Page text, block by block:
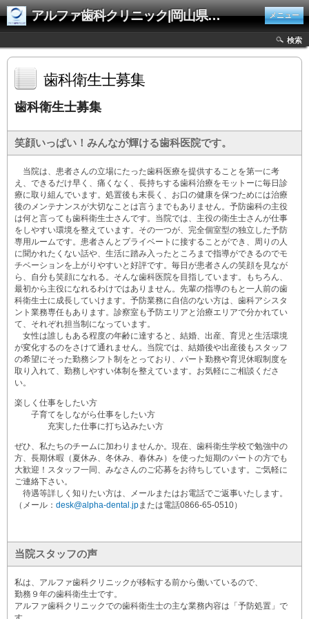
アルファ歯科クリニック|岡山県井原市 メニュー
検索
歯科衛生士募集
歯科衛生士募集
笑顔いっぱい！みんなが輝ける歯科医院です。
当院は、患者さんの立場にたった歯科医療を提供することを第一に考
え、できるだけ早く、痛くなく、長持ちする歯科治療をモットーに毎日診
療に取り組んでいます。処置後も末長く、お口の健康を保つためには治療
後のメンテナンスが大切なことは言うまでもありません。予防歯科の主役
は何と言っても歯科衛生士さんです。当院では、主役の衛生士さんが仕事
をしやすい環境を整えています。その一つが、完全個室型の独立した予防
専用ルームです。患者さんとプライベートに接することができ、周りの人
に聞かれたくない話や、生活に踏み入ったところまで指導ができるのでモ
チベーションを上がりやすいと好評です。毎日が患者さんの笑顔を見なが
ら、自分も笑顔になれる。そんな歯科医院を目指しています。もちろん、
最初から主役になれるわけではありません。先輩の指導のもと一人前の歯
科衛生士に成長していけます。予防業務に自信のない方は、歯科アシスタ
ント業務専任もあります。診察室も予防エリアと治療エリアで分かれてい
て、それぞれ担当制になっています。
女性は誰しもある程度の年齢に達すると、結婚、出産、育児と生活環境
が変化するのをさけて通れません。当院では、結婚後や出産後もスタッフ
の希望にそった勤務シフト制をとっており、パート勤務や育児休暇制度を
取り入れて、勤務しやすい体制を整えています。お気軽にご相談くださ
い。
楽しく仕事をしたい方
子育てをしながら仕事をしたい方
充実した仕事に打ち込みたい方
ぜひ、私たちのチームに加わりませんか。現在、歯科衛生学校で勉強中の
方、長期休暇（夏休み、冬休み、春休み）を使った短期のパートの方でも
大歓迎！スタッフ一同、みなさんのご応募をお待ちしています。ご気軽に
ご連絡下さい。
待遇等詳しく知りたい方は、メールまたはお電話でご返事いたします。
（メール： desk@alpha-dental.jpまたは電話0866-65-0510）
当院スタッフの声
私は、アルファ歯科クリニックが移転する前から働いているので、
勤務９年の歯科衛生士です。
アルファ歯科クリニックでの歯科衛生士の主な業務内容は「予防処置」で